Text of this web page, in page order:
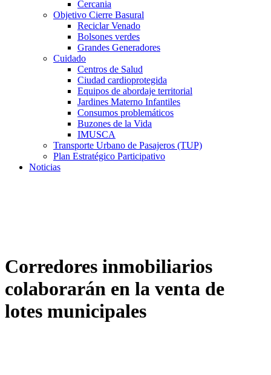
Cercania
Objetivo Cierre Basural
Reciclar Venado
Bolsones verdes
Grandes Generadores
Cuidado
Centros de Salud
Ciudad cardioprotegida
Equipos de abordaje territorial
Jardines Materno Infantiles
Consumos problemáticos
Buzones de la Vida
IMUSCA
Transporte Urbano de Pasajeros (TUP)
Plan Estratégico Participativo
Noticias
Corredores inmobiliarios
colaborarán en la venta de
lotes municipales